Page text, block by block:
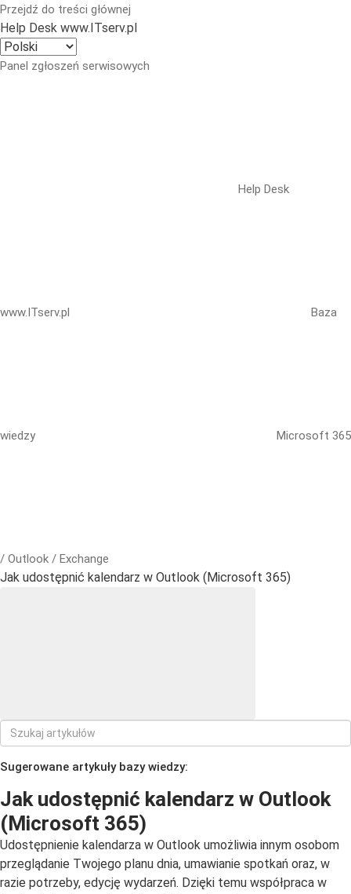
Przejdź do treści głównej
Help Desk www.ITserv.pl
Panel zgłoszeń serwisowych
Help Desk
www.ITserv.pl Baza
wiedzy Microsoft 365
/ Outlook / Exchange
Jak udostępnić kalendarz w Outlook (Microsoft 365)
Sugerowane artykuły bazy wiedzy:
Jak udostępnić kalendarz w Outlook
(Microsoft 365)
Udostępnienie kalendarza w Outlook umożliwia innym osobom
przeglądanie Twojego planu dnia, umawianie spotkań oraz, w
razie potrzeby, edycję wydarzeń. Dzięki temu współpraca w